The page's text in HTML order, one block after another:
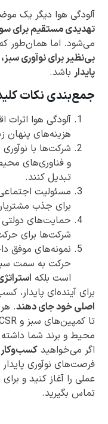
آلودگی هوا دیگر یک
تهدیدی مستقیم برای
می‌شود. اما همان‌طور
بی‌نظیر برای نوآوری
پایدار باشد.
جمع‌بندی نکات
آلودگی هوا
هزینه‌های پنهان
شرکت‌ها با
و فناوری‌های
تبدیل کنند.
برای جذب
حمایت‌های
شرکت‌ها برای
نمونه‌های موفق
حرکت به سمت
است بلکه
برای آینده‌ای پایدار،
اصلی خود جای دهند.
محیط و برند شما
اگر می‌خواهید کسب‌وکار
فرصت‌های نوآوری
عملی را آغاز کنید و
تماس بگیرید.